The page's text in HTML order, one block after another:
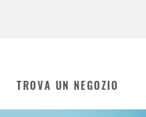
TROVA UN NEGOZIO